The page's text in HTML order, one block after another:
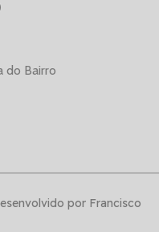
do Bairro
por Francisco